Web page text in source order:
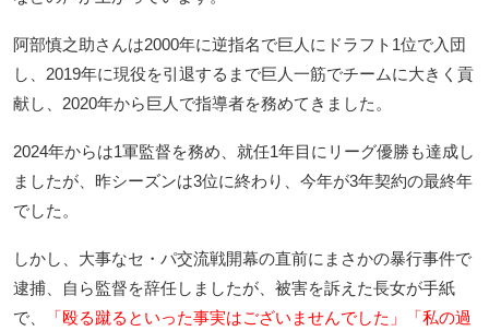
阿部慎之助さんは2000年に逆指名で巨人にドラフト1位で入団
し、2019年に現役を引退するまで巨人一筋でチームに大きく貢
献し、2020年から巨人で指導者を務めてきました。
2024年からは1軍監督を務め、就任1年目にリーグ優勝も達成し
ましたが、昨シーズンは3位に終わり、今年が3年契約の最終年
でした。
しかし、大事なセ・パ交流戦開幕の直前にまさかの暴行事件で
逮捕、自ら監督を辞任しましたが、被害を訴えた長女が手紙
で、
「殴る蹴るといった事実はございませんでした」「私の過